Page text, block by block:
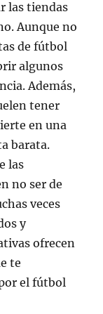
las tiendas
Aunque no
de fútbol
algunos
Además,
tener
en una
barata.
las
no ser de
veces
y
ofrecen
te
el fútbol